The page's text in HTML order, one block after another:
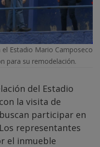
Estadio Mario Camposeco
para su remodelación.
del Estadio
la visita de
participar en
representantes
el inmueble